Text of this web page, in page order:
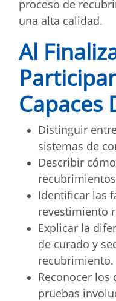
proceso de
una alta calidad.
Al
Capaces
Distinguir
sistemas de
Describir
Identificar las
revestimiento
Explicar la
de curado y
recubrimiento.
Reconocer los
pruebas